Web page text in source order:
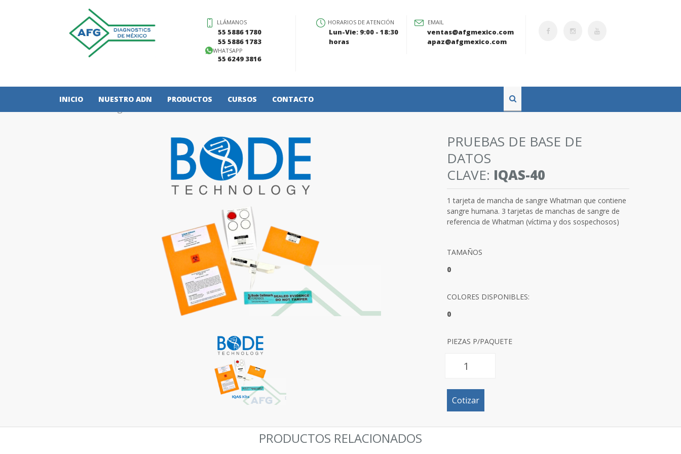
LLÁMANOS
55 5886 1780
55 5886 1783
WHATSAPP
55 6249 3816
HORARIOS DE ATENCIÓN
Lun-Vie: 9:00 - 18:30
horas
EMAIL
ventas@afgmexico.com
apaz@afgmexico.com
INICIO NUESTRO ADN PRODUCTOS CURSOS CONTACTO
PRUEBAS DE BASE DE
DATOS
CLAVE: IQAS-40
1 tarjeta de mancha de sangre Whatman que contiene
sangre humana. 3 tarjetas de manchas de sangre de
referencia de Whatman (víctima y dos sospechosos)
TAMAÑOS
0
COLORES DISPONIBLES:
0
PIEZAS P/PAQUETE
Cotizar
PRODUCTOS RELACIONADOS